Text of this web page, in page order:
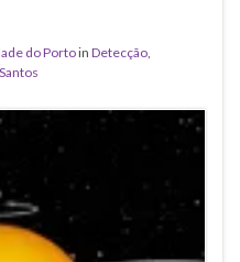
do Portoin Detecção,